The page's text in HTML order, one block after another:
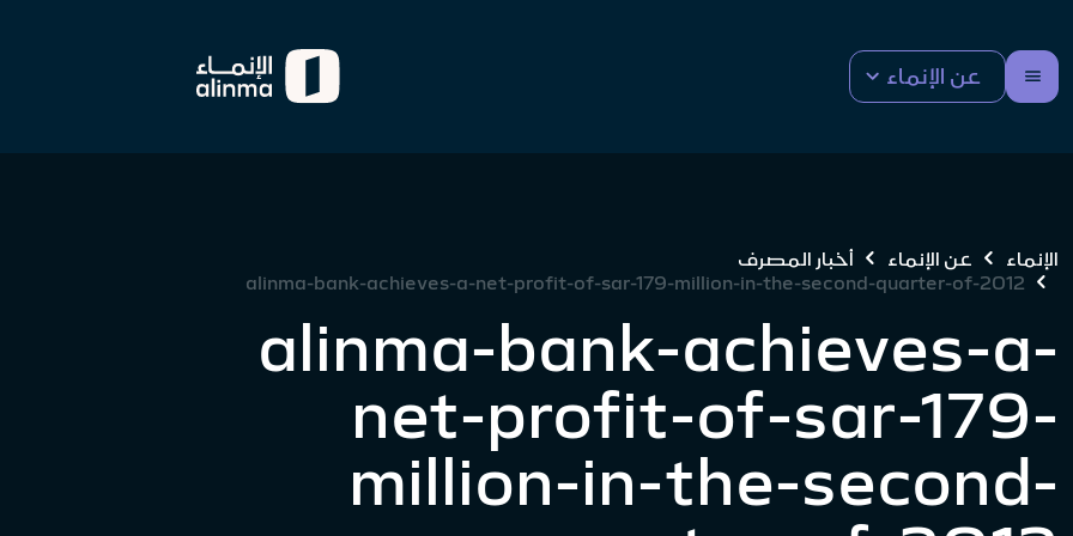
عن الإنماء
الإنماء عن الإنماء
أخبار المصرف
alinma-bank-achieves-a-net-profit-of-sar-179-million-in-the-second-quarter-of-2012
alinma-bank-achieves-a-
net-profit-of-sar-179-
million-in-the-second-